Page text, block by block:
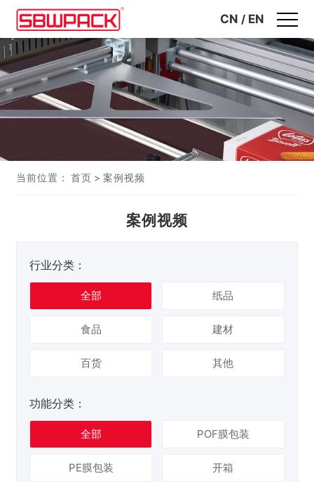
CN / EN
当前位置： 首页 > 案例视频
案例视频
行业分类：
全部 纸品
食品 建材
百货 其他
功能分类：
全部 POF膜包装
PE膜包装 开箱